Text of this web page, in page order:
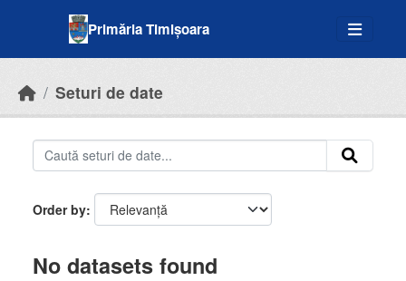
Primăria Timișoara
Seturi de date
Order by
No datasets found